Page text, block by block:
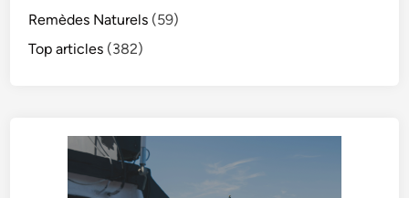
Remèdes Naturels (59)
Top articles (382)